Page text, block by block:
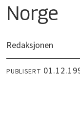
Norge
Redaksjonen
PUBLISERT